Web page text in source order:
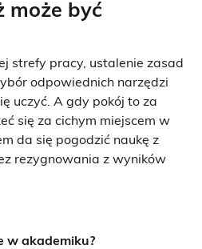
może być
strefy pracy, ustalenie zasad
odpowiednich narzędzi
uczyć. A gdy pokój to za
się za cichym miejscem w
da się pogodzić naukę z
rezygnowania z wyników
w akademiku?